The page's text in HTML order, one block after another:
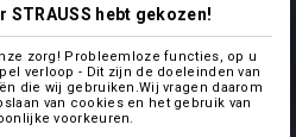
STRAUSS hebt gekozen!
zorg! Probleemloze functies, op u
verloop - Dit zijn de doeleinden van
die wij gebruiken.Wij vragen daarom
van cookies en het gebruik van
voorkeuren.